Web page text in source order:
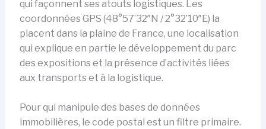
qui façonnent ses atouts logistiques. Les
coordonnées GPS (48°57’32″N / 2°32’10″E) la
placent dans la plaine de France, une localisation
qui explique en partie le développement du parc
des expositions et la présence d’activités liées
aux transports et à la logistique.
Pour qui manipule des bases de données
immobilières, le code postal est un filtre primaire.